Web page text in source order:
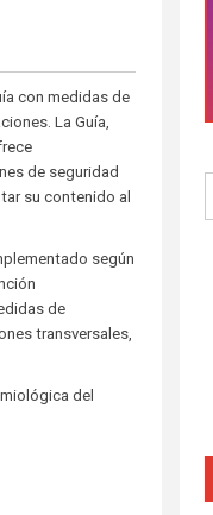
con medidas de
La Guía,
de seguridad
su contenido al
según
de
transversales,
del